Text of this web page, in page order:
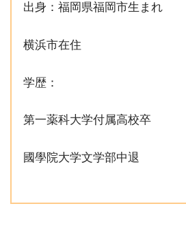
出身：福岡県福岡市生まれ
横浜市在住
学歴：
第一薬科大学付属高校卒
國學院大学文学部中退